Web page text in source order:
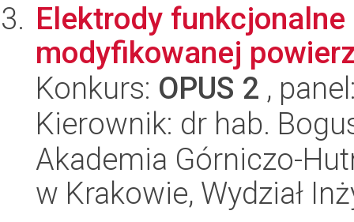
Elektrody
modyfikowanej
Konkurs: OPUS 2 ,
Kierownik: dr hab.
Akademia Górniczo-
w Krakowie, Wydział